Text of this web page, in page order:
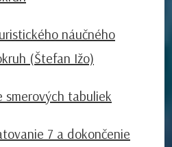
náučného
(Štefan Ižo)
smerových tabuliek
7 a dokončenie